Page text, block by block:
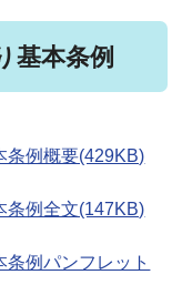
基本条例
条例概要(429KB)
条例全文(147KB)
例パンフレット